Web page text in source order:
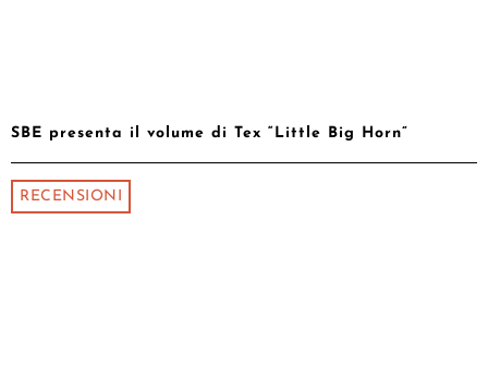
SBE presenta il volume di Tex “Little Big Horn”
RECENSIONI